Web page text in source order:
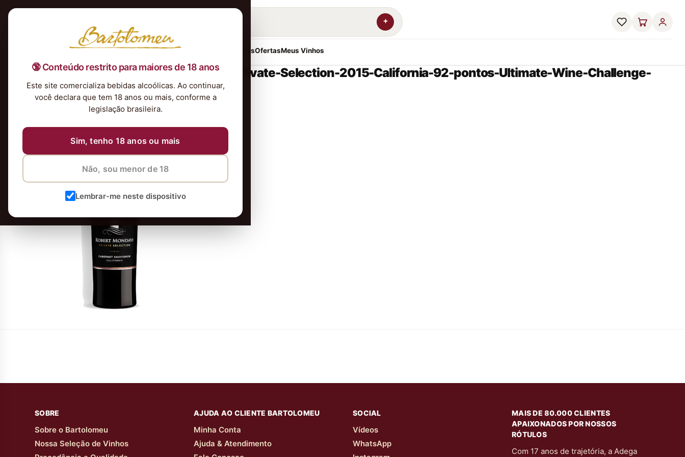
🔞 Conteúdo restrito para maiores de 18 anos
Este site comercializa bebidas alcoólicas. Ao continuar,
você declara que tem 18 anos ou mais, conforme a
legislação brasileira.
Sim, tenho 18 anos ou mais
Não, sou menor de 18
Lembrar-me neste dispositivo
Nossa Seleção TintosBrancosEspumantesRosés Kits & PresentesOfertasMeus Vinhos
Robert-Mondavi-Cabernet-Sauvignon-Private-Selection-2015-California-92-pontos-Ultimate-Wine-Challenge-
Central-Coast-Estados-Unidos_4x
12 de maio de 2026 8 de junho de 2026
SOBRE
Sobre o Bartolomeu
Nossa Seleção de Vinhos
AJUDA AO CLIENTE BARTOLOMEU
Minha Conta
Ajuda & Atendimento
SOCIAL
Vídeos
WhatsApp
MAIS DE 80.000 CLIENTES
APAIXONADOS POR NOSSOS
RÓTULOS
Com 17 anos de trajetória, a Adega